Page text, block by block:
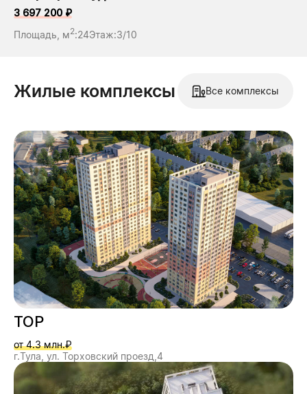
3 697 200 ₽
Площадь, м2:24Этаж:3/10
Жилые комплексы Все комплексы
ТОР
от 4.3 млн.₽
г.Тула, ул. Торховский проезд,4